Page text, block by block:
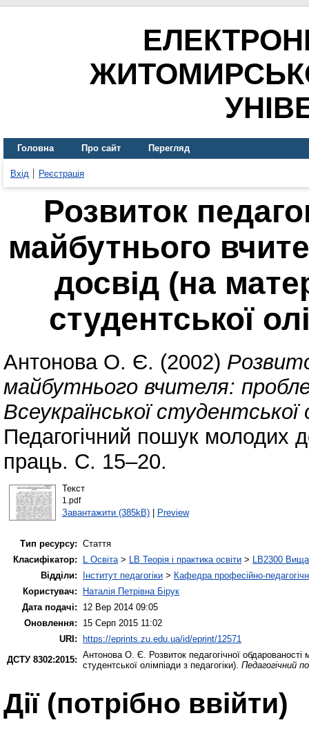
Головна Про сайт Перегляд
Вхід Реєстрація
Розвиток
майбутнього
досвід (на
студентської
Антонова О. Є. (2002)
майбутнього вчителя:
Всеукраїнської студентської
Педагогічний пошук молодих
праць. С. 15–20.
Текст
1.pdf
Завантажити (385kB)| Preview
Тип ресурсу: Стаття
Класифікатор:
L Освіта> LB Теорія і практика освіти > LB2300 Вища
Відділи:
Інститут педагогіки > Кафедра професійно-
Користувач:
Наталія Петрівна Бірук
Дата подачі:
12 Вер 2014 09:05
Оновлення:
15 Серп 2015 11:02
URI:
https://eprints.zu.edu.ua/id/eprint/12571
ДСТУ 8302:2015: Антонова О. Є. Розвиток педагогічної
студентської олімпіади з педагогіки). Педагогічний
Дії ​​(потрібно ввійти)